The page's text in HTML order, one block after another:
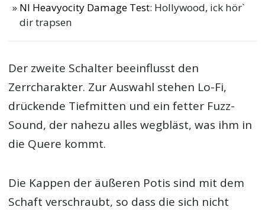
NI Heavyocity Damage Test: Hollywood, ick hör`
dir trapsen
Der zweite Schalter beeinflusst den
Zerrcharakter. Zur Auswahl stehen Lo-Fi,
drückende Tiefmitten und ein fetter Fuzz-
Sound, der nahezu alles wegbläst, was ihm in
die Quere kommt.
Die Kappen der äußeren Potis sind mit dem
Schaft verschraubt, so dass die sich nicht